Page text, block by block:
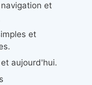
et
et
aujourd'hui.